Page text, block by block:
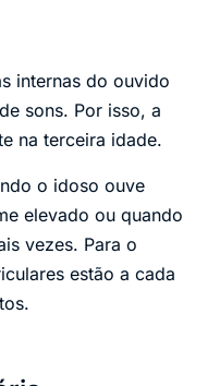
internas do ouvido
sons. Por isso, a
na terceira idade.
o idoso ouve
elevado ou quando
vezes. Para o
estão a cada